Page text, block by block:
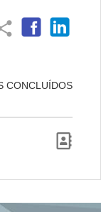
CONCLUÍDOS